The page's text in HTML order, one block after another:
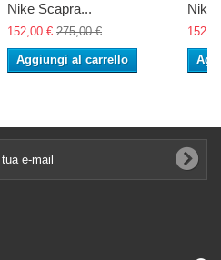
Nike Scapra...
152,00 € 275,00 €
Aggiungi al carrello
Nike